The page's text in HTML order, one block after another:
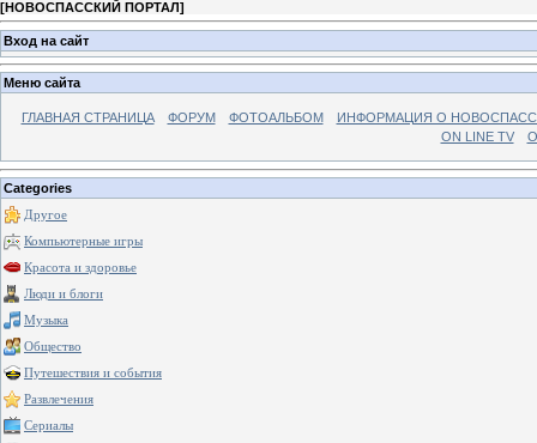
[НОВОСПАССКИЙ ПОРТАЛ]
Вход на сайт
Меню сайта
ГЛАВНАЯ СТРАНИЦА ФОРУМ ФОТОАЛЬБОМ
ИНФОРМАЦИЯ О
ON LINE TV
Categories
Другое
Компьютерные игры
Красота и здоровье
Люди и блоги
Музыка
Общество
Путешествия и события
Развлечения
Сериалы